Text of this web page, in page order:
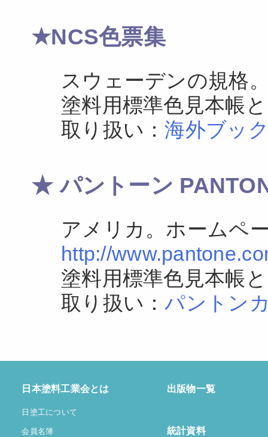
★NCS色票集
スウェーデンの規格
塗料用標準色見本帳
取り扱い：海外ブッ
★ パントーン
アメリカ。ホームペ
http://
塗料用標準色見本帳
取り扱い：パントン
日本塗料工業会とは
日塗工について
会員名簿
出版物一覧
統計資料